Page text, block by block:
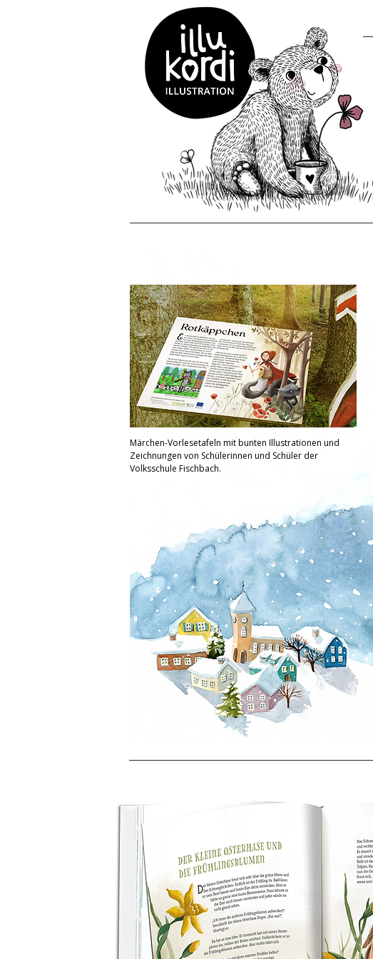
Märchen-Vorlesetafeln mit bunten Illustrationen und
Zeichnungen von Schülerinnen und Schüler der
Volksschule Fischbach.